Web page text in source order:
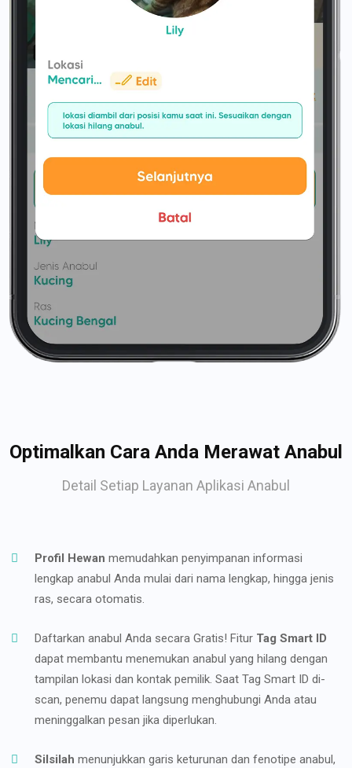
Optimalkan Cara Anda Merawat Anabul
Detail Setiap Layanan Aplikasi Anabul
Profil Hewan memudahkan penyimpanan informasi
lengkap anabul Anda mulai dari nama lengkap, hingga jenis
ras, secara otomatis.
Daftarkan anabul Anda secara Gratis! Fitur Tag Smart ID
dapat membantu menemukan anabul yang hilang dengan
tampilan lokasi dan kontak pemilik. Saat Tag Smart ID di-
scan, penemu dapat langsung menghubungi Anda atau
meninggalkan pesan jika diperlukan.
Silsilah menunjukkan garis keturunan dan fenotipe anabul,